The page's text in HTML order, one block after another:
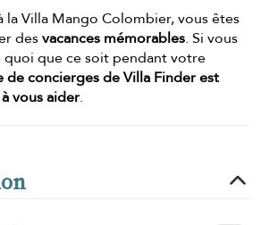
la Villa Mango Colombier, vous êtes
desvacances mémorables. Si vous
quoi que ce soit pendant votre
de concierges de Villa Finder est
vous aider.